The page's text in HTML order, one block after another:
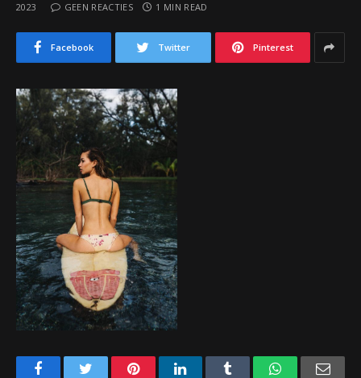
2023
GEEN REACTIES 1 MIN READ
Facebook Twitter Pinterest
FacebookTwitter PinterestLinkedIn Tumblr WhatsApp